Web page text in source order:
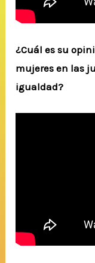
¿Cuál es su
mujeres en las
igualdad?